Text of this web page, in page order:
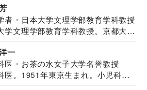
者・日本大学文理学部教育学科教授
学文理学部教育学科教授。京都大学
一
医・お茶の水女子大学名誉教授
医。1951年東京生まれ。小児科